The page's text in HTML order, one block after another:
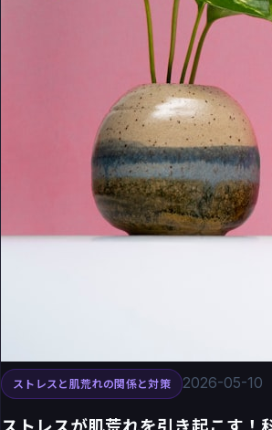
ストレスと肌荒れの関係と対策 2026-05-10